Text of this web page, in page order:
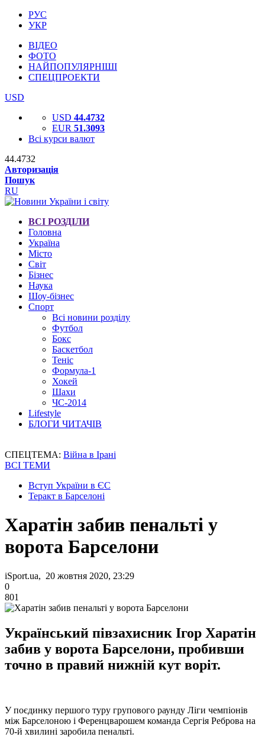
РУС
УКР
ВІДЕО
ФОТО
НАЙПОПУЛЯРНІШІ
СПЕЦПРОЕКТИ
USD
USD 44.4732
EUR 51.3093
Всі курси валют
44.4732
Авторизація
Пошук
RU
ВСІ РОЗДІЛИ
Головна
Україна
Місто
Світ
Бізнес
Наука
Шоу-бізнес
Спорт
Всі новини розділу
Футбол
Бокс
Баскетбол
Теніс
Формула-1
Хокей
Шахи
ЧС-2014
Lifestyle
БЛОГИ ЧИТАЧІВ
СПЕЦТЕМА: Війна в Ірані
ВСІ ТЕМИ
Вступ України в ЄС
Теракт в Барселоні
Харатін забив пенальті у
ворота Барселони
iSport.ua, 20 жовтня 2020, 23:29
0
801
Український півзахисник Ігор Харатін
забив у ворота Барселони, пробивши
точно в правий нижній кут воріт.
У поєдинку першого туру групового раунду Ліги чемпіонів
між Барселоною і Ференцварошем команда Сергія Реброва на
70-й хвилині заробила пенальті.